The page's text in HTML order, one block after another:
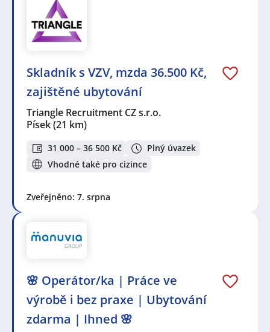
Skladník s VZV, mzda 36.500 Kč,
zajištěné ubytování
Triangle Recruitment CZ s.r.o.
Písek(21 km)
31 000 – 36 500 Kč
Plný úvazek
Vhodné také pro cizince
Zveřejněno: 7. srpna
🌸 Operátor/ka | Práce ve
výrobě i bez praxe | Ubytování
zdarma | Ihned 🌸